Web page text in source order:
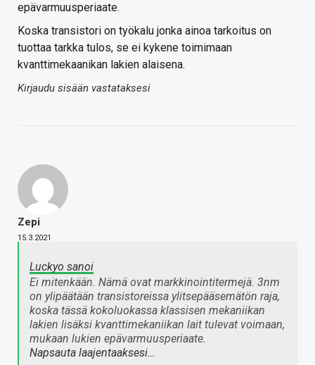
epävarmuusperiaate.
Koska transistori on työkalu jonka ainoa tarkoitus on
tuottaa tarkka tulos, se ei kykene toimimaan
kvanttimekaanikan lakien alaisena.
Kirjaudu sisään vastataksesi
Zepi
15.3.2021
Luckyo sanoi
Ei mitenkään. Nämä ovat markkinointitermejä. 3nm
on ylipäätään transistoreissa ylitsepääsemätön raja,
koska tässä kokoluokassa klassisen mekaniikan
lakien lisäksi kvanttimekaniikan lait tulevat voimaan,
mukaan lukien epävarmuusperiaate.
Napsauta laajentaaksesi…